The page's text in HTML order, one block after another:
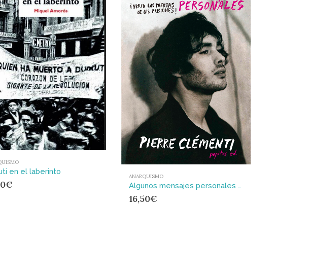
en el laberinto
€
ANARQUISMO
Algunos mensajes personales : ¡Abrid las puertas de las prisiones!
16,50€